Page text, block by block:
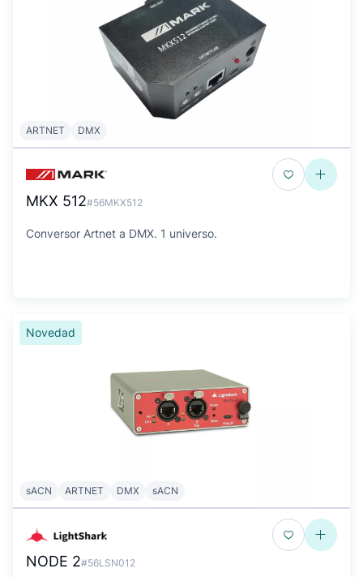
ARTNET DMX
MKX 512#56MKX512
Conversor Artnet a DMX. 1 universo.
Novedad
sACN ARTNET DMX sACN
NODE 2#56LSN012